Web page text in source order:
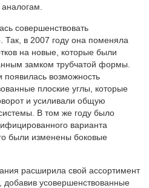
совершенствовать
в 2007 году она поменяла
на новые, которые были
замком трубчатой формы.
появилась возможность
плоские углы, которые
и усиливали общую
В том же году было
варианта
были изменены боковые
расширила свой ассортимент
добавив усовершенствованные